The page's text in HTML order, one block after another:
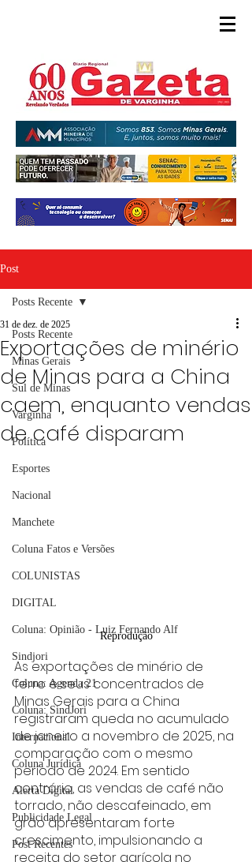
Post
Posts Recente
Minas Gerais
Sul de Minas
Varginha
Política
Esportes
Nacional
Manchete
Coluna Fatos e Versões
COLUNISTAS
DIGITAL
Coluna: Opinião - Luiz Fernando Alf
Sindjori
Coluna: Agenda 21
Coluna: SindJori
Internacional
Coluna Jurídica
Alerta Digital
Publicidade Legal
Post Recentes
Posts Recente
Exportações de minério
de Minas para a China
caem, enquanto vendas
de café disparam
31 de dez. de 2025
Reprodução
As exportações de minério de
ferro e seus concentrados de
Minas Gerais para a China
registraram queda no acumulado
de janeiro a novembro de 2025, na
comparação com o mesmo
período de 2024. Em sentido
contrário, as vendas de café não
torrado, não descafeinado, em
grão apresentaram forte
crescimento, impulsionando a
receita do setor agrícola no